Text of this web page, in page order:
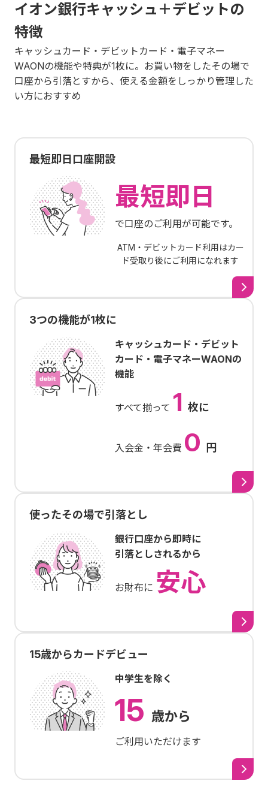
イオン銀行キャッシュ＋デビットの
特徴
キャッシュカード・デビットカード・電子マネー
WAONの機能や特典が1枚に。お買い物をしたその場で
口座から引落とすから、使える金額をしっかり管理した
い方におすすめ
最短即日口座開設
最短即日
で口座のご利用が可能です。
ATM・デビットカード利用はカー
ド受取り後にご利用になれます
3つの機能が1枚に
キャッシュカード・デビット
カード・電子マネーWAONの
機能
すべて揃って 1枚に
入会金・年会費 0 円
使ったその場で引落とし
銀行口座から即時に
引落としされるから
お財布に 安心
15歳からカードデビュー
中学生を除く
15 歳から
ご利用いただけます